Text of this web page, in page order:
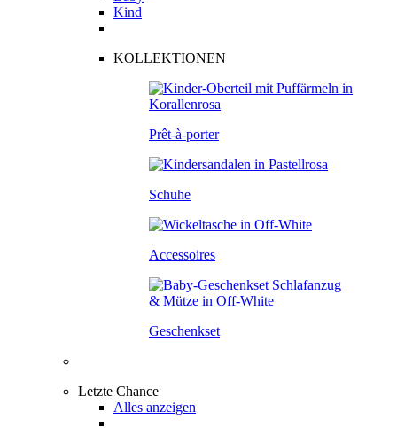
Kind
KOLLEKTIONEN
Prêt-à-porter
Schuhe
Accessoires
Geschenkset
Letzte Chance
Alles anzeigen